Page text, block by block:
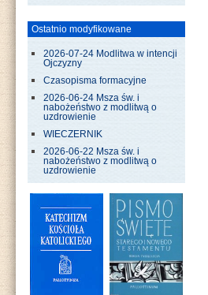
Ostatnio modyfikowane
2026-07-24 Modlitwa w intencji
Ojczyzny
Czasopisma formacyjne
2026-06-24 Msza św. i
nabożeństwo z modlitwą o
uzdrowienie
WIECZERNIK
2026-06-22 Msza św. i
nabożeństwo z modlitwą o
uzdrowienie